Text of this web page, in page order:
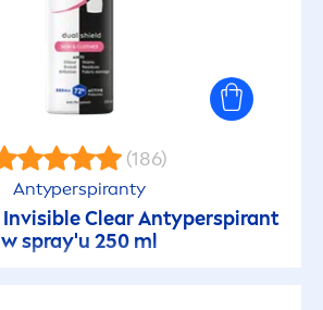
(186)
Antyperspiranty
Invisible Clear Antyperspirant
w spray'u 250 ml